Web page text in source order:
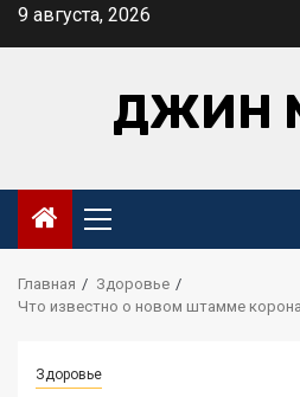
Перейти
9 августа, 2026
ДЖИН
Основное
меню
Главная
Здоровье
Что известно о новом штамме
Здоровье